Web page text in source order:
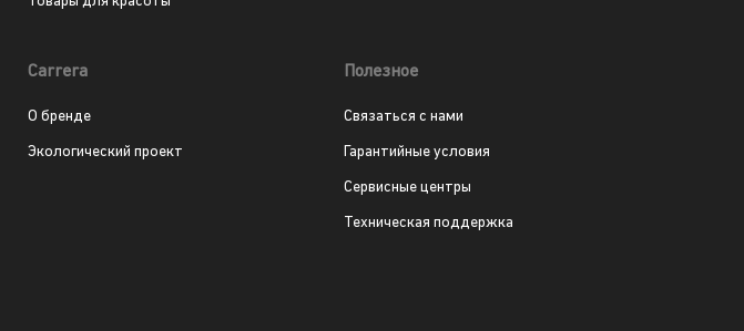
Carrera
О бренде
Экологический проект
Полезное
Связаться с нами
Гарантийные условия
Сервисные центры
Техническая поддержка